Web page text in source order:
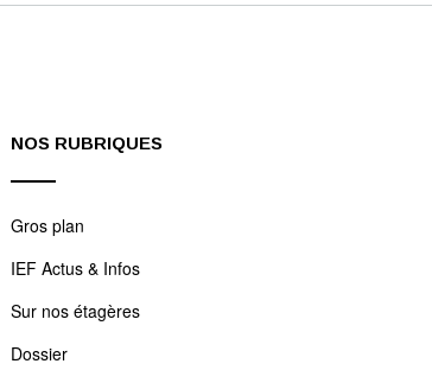
NOS RUBRIQUES
Gros plan
IEF Actus & Infos
Sur nos étagères
Dossier